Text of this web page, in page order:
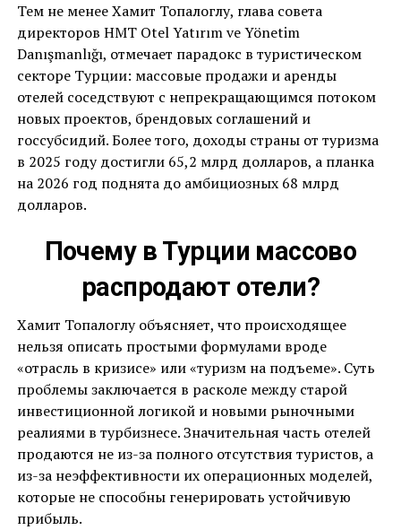
Тем не менее Хамит Топалоглу, глава совета
директоров HMT Otel Yatırım ve Yönetim
Danışmanlığı, отмечает парадокс в туристическом
секторе Турции: массовые продажи и аренды
отелей соседствуют с непрекращающимся потоком
новых проектов, брендовых соглашений и
госсубсидий. Более того, доходы страны от туризма
в 2025 году достигли 65,2 млрд долларов, а планка
на 2026 год поднята до амбициозных 68 млрд
долларов.
Почему в Турции массово
распродают отели?
Хамит Топалоглу объясняет, что происходящее
нельзя описать простыми формулами вроде
«отрасль в кризисе» или «туризм на подъеме». Суть
проблемы заключается в расколе между старой
инвестиционной логикой и новыми рыночными
реалиями в турбизнесе. Значительная часть отелей
продаются не из-за полного отсутствия туристов, а
из-за неэффективности их операционных моделей,
которые не способны генерировать устойчивую
прибыль.